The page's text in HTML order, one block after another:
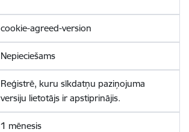
cookie-agreed-version
Nepieciešams
Reģistrē, kuru sīkdatņu paziņojuma
versiju lietotājs ir apstiprinājis.
1 mēnesis